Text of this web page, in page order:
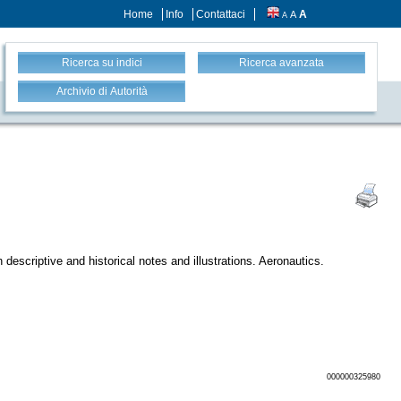
Home Info Contattaci A A A
Ricerca su indici Ricerca avanzata
Archivio di Autorità